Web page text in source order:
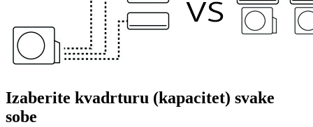
Izaberite kvadrturu (kapacitet) svake
sobe